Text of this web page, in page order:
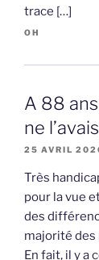
trace […]
OH
A 88
ne
25 AVRIL
Très
pour la vue
des
majorité
En fait, il y a